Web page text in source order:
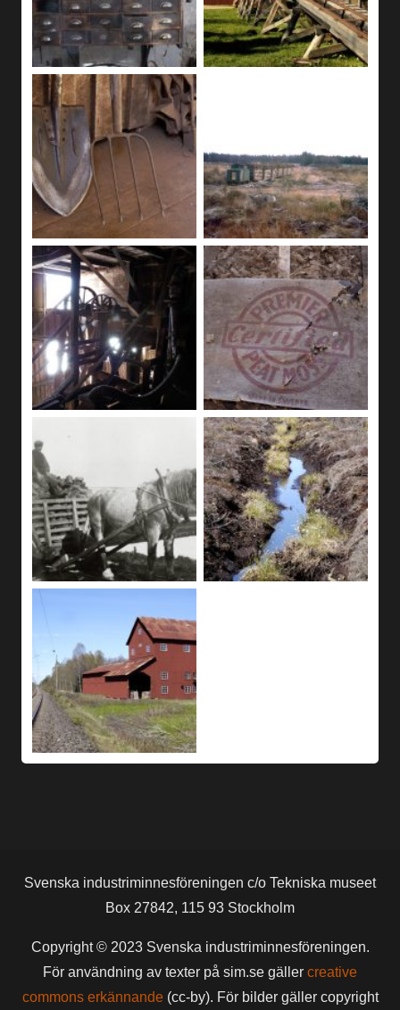
Svenska industriminnesföreningen c/o Tekniska museet
Box 27842, 115 93 Stockholm
Copyright © 2023 Svenska industriminnesföreningen.
För användning av texter på sim.se gäller creative
commons erkännande(cc-by). För bilder gäller copyright